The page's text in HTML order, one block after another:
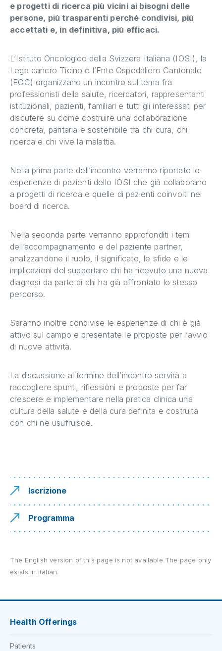
e progetti di ricerca più vicini ai bisogni delle
persone, più trasparenti perché condivisi, più
accettati e, in definitiva, più efficaci.
L’Istituto Oncologico della Svizzera Italiana (IOSI), la
Lega cancro Ticino e l’Ente Ospedaliero Cantonale
(EOC) organizzano un incontro sul tema fra
professionisti della salute, ricercatori, rappresentanti
istituzionali, pazienti, familiari e tutti gli interessati per
discutere su come costruire una collaborazione
concreta, paritaria e sostenibile tra chi cura, chi
ricerca e chi vive la malattia.
Nella prima parte dell’incontro verranno riportate le
esperienze di pazienti dello IOSI che già collaborano
a progetti di ricerca e quelle di pazienti coinvolti nei
board di ricerca.
Nella seconda parte verranno approfonditi i temi
dell’accompagnamento e del paziente partner,
analizzandone il ruolo, il significato, le sfide e le
implicazioni del supportare chi ha ricevuto una nuova
diagnosi da parte di chi ha già affrontato lo stesso
percorso.
Saranno inoltre condivise le esperienze di chi è già
attivo sul campo e presentate le proposte per l’avvio
di nuove attività.
La discussione al termine dell’incontro servirà a
raccogliere spunti, riflessioni e proposte per far
crescere e implementare nella pratica clinica una
cultura della salute e della cura definita e costruita
con chi ne usufruisce.
Iscrizione
Programma
The English version of this page is not available.The page only
exists in italian.
Health Offerings
Patients